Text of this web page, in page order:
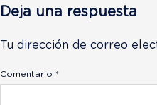
Deja una respuesta
Tu dirección de correo
Comentario *